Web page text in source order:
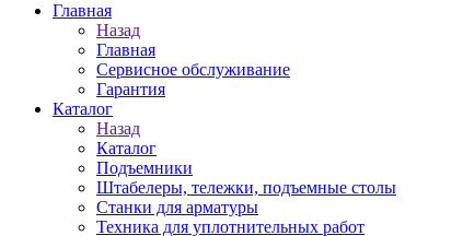
Главная
Назад
Главная
Сервисное обслуживание
Гарантия
Каталог
Назад
Каталог
Подъемники
Штабелеры, тележки, подъемные столы
Станки для арматуры
Техника для уплотнительных работ